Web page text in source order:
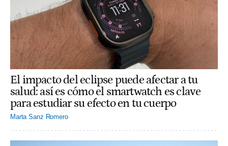
El impacto del eclipse puede afectar a tu
salud: así es cómo el smartwatch es clave
para estudiar su efecto en tu cuerpo
Marta Sanz Romero